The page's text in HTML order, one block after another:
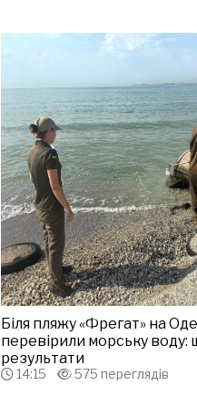
Біля пляжу «Фрегат» на
перевірили морську воду:
результати
14:15 575 переглядів